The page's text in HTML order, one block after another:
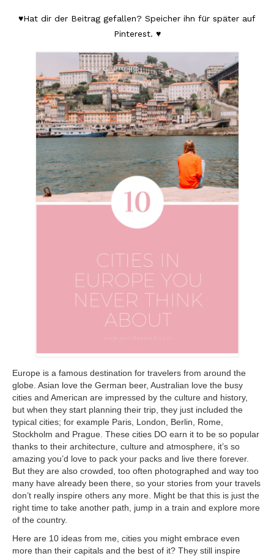
♥Hat dir der Beitrag gefallen? Speicher ihn für später auf
Pinterest. ♥
Europe is a famous destination for travelers from around the
globe. Asian love the German beer, Australian love the busy
cities and American are impressed by the culture and history,
but when they start planning their trip, they just included the
typical cities; for example Paris, London, Berlin, Rome,
Stockholm and Prague. These cities DO earn it to be so popular
thanks to their architecture, culture and atmosphere, it’s so
amazing you’d love to pack your packs and live there forever.
But they are also crowded, too often photographed and way too
many have already been there, so your stories from your travels
don’t really inspire others any more. Might be that this is just the
right time to take another path, jump in a train and explore more
of the country.
Here are 10 ideas from me, cities you might embrace even
more than their capitals and the best of it? They still inspire